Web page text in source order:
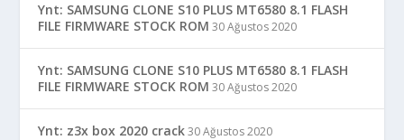
Ynt: SAMSUNG CLONE S10 PLUS MT6580 8.1 FLASH
FILE FIRMWARE STOCK ROM 30 Ağustos 2020
Ynt: SAMSUNG CLONE S10 PLUS MT6580 8.1 FLASH
FILE FIRMWARE STOCK ROM 30 Ağustos 2020
Ynt: z3x box 2020 crack 30 Ağustos 2020